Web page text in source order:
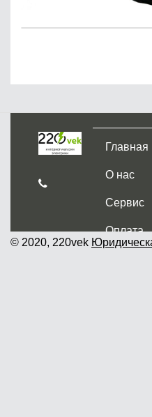
Главная
О нас
Сервис
Оплата
© 2020, 220vek